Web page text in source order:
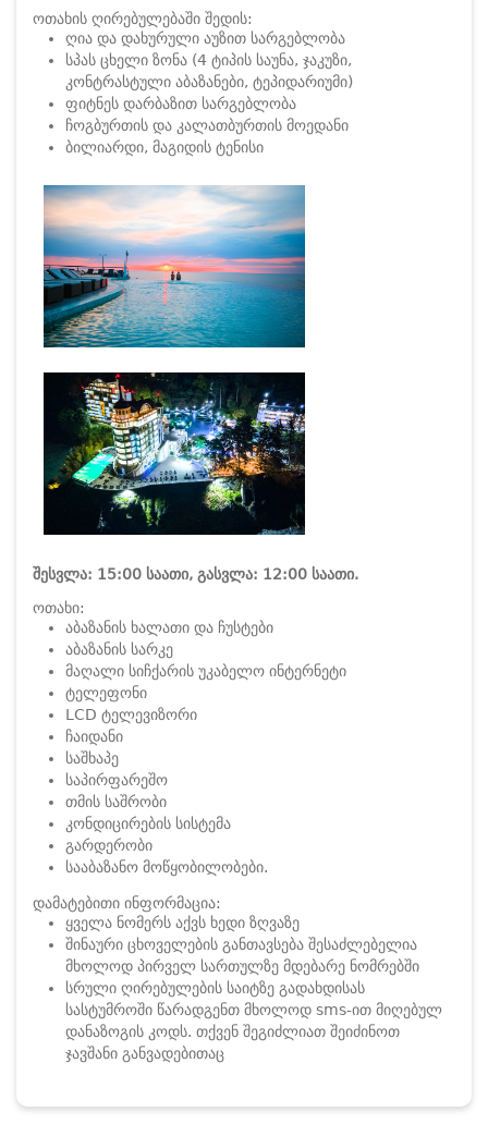
ოთახის ღირებულებაში შედის:
ღია და დახურული აუზით სარგებლობა
სპას ცხელი ზონა (4 ტიპის საუნა, ჯაკუზი,
კონტრასტული აბაზანები, ტეპიდარიუმი)
ფიტნეს დარბაზით სარგებლობა
ჩოგბურთის და კალათბურთის მოედანი
ბილიარდი, მაგიდის ტენისი
შესვლა: 15:00 საათი, გასვლა: 12:00 საათი.
ოთახი:
აბაზანის ხალათი და ჩუსტები
აბაზანის სარკე
მაღალი სიჩქარის უკაბელო ინტერნეტი
ტელეფონი
LCD ტელევიზორი
ჩაიდანი
საშხაპე
საპირფარეშო
თმის საშრობი
კონდიცირების სისტემა
გარდერობი
სააბაზანო მოწყობილობები.
დამატებითი ინფორმაცია:
ყველა ნომერს აქვს ხედი ზღვაზე
შინაური ცხოველების განთავსება შესაძლებელია
მხოლოდ პირველ სართულზე მდებარე ნომრებში
სრული ღირებულების საიტზე გადახდისას
სასტუმროში წარადგენთ მხოლოდ sms-ით მიღებულ
დანაზოგის კოდს. თქვენ შეგიძლიათ შეიძინოთ
ჯავშანი განვადებითაც